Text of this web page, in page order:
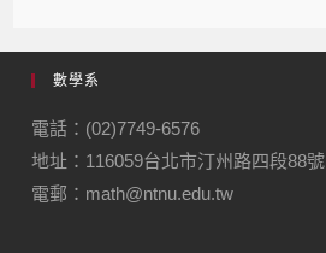
數學系
電話：(02)7749-6576
地址：116059台北市汀州路四段88號
電郵：math@ntnu.edu.tw